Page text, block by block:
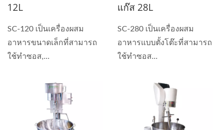
12L
SC-120 เป็นเครื่องผสม
อาหารขนาดเล็กที่สามารถ
ใช้ทำซอส,...
แก๊ส 28L
SC-280 เป็นเครื่องผสม
อาหารแบบตั้งโต๊ะที่สามารถ
ใช้ทำซอส...